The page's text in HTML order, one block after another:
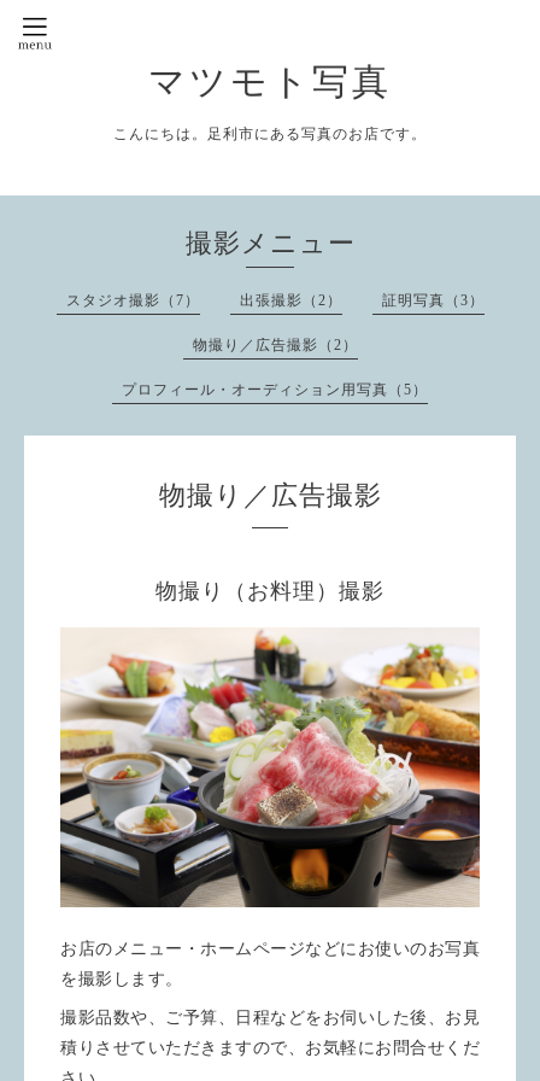
マツモト写真
こんにちは。足利市にある写真のお店です。
撮影メニュー
スタジオ撮影（7） 出張撮影（2） 証明写真（3）
物撮り／広告撮影（2）
プロフィール・オーディション用写真（5）
物撮り／広告撮影
物撮り（お料理）撮影
お店のメニュー・ホームページなどにお使いのお写真
を撮影します。
撮影品数や、ご予算、日程などをお伺いした後、お見
積りさせていただきますので、お気軽にお問合せくだ